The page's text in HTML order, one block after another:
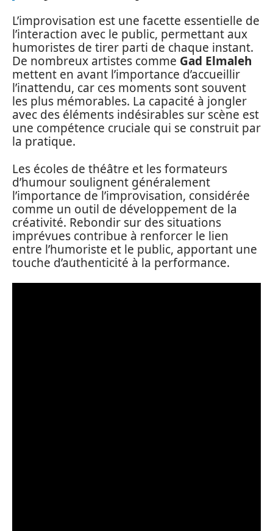
L’improvisation est une facette essentielle de
l’interaction avec le public, permettant aux
humoristes de tirer parti de chaque instant.
De nombreux artistes comme Gad Elmaleh
mettent en avant l’importance d’accueillir
l’inattendu, car ces moments sont souvent
les plus mémorables. La capacité à jongler
avec des éléments indésirables sur scène est
une compétence cruciale qui se construit par
la pratique.
Les écoles de théâtre et les formateurs
d’humour soulignent généralement
l’importance de l’improvisation, considérée
comme un outil de développement de la
créativité. Rebondir sur des situations
imprévues contribue à renforcer le lien
entre l’humoriste et le public, apportant une
touche d’authenticité à la performance.